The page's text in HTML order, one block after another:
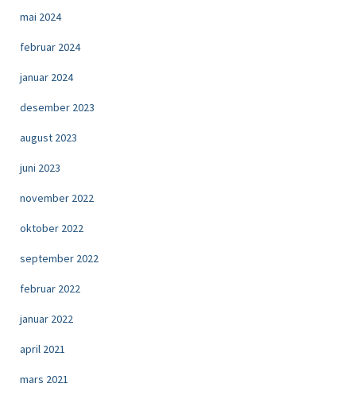
mai 2024
februar 2024
januar 2024
desember 2023
august 2023
juni 2023
november 2022
oktober 2022
september 2022
februar 2022
januar 2022
april 2021
mars 2021